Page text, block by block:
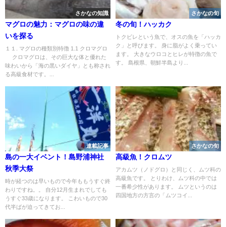
さかなの知識
マグロの魅力：マグロの味の違
いを探る
１１. マグロの種類別特徴 1.1 クロマグロ
クロマグロは、その巨大な体と優れた
味わいから「海の黒いダイヤ」とも称され
る高級食材です。...
さかなの旬
冬の旬！ハッカク
トクビレという魚で、オスの魚を「ハッカ
ク」と呼びます。 身に脂がよく乗ってい
ます。 大きなウロコとヒレが特徴の魚で
す。 島根県、朝鮮半島より...
連載記事
島の一大イベント！島野浦神社
秋季大祭
時が経つのは早いもので今年ももうすぐ終
わりですね。。 自分12月生まれでしても
うすぐ33歳になります。 こわいもので30
代半ばが迫ってきてお...
さかなの旬
高級魚！クロムツ
アカムツ（ノドグロ）と同じく、ムツ科の
高級魚です。 とりわけ、ムツ科の中では
一番希少性があります。 ムツというのは
四国地方の方言の「ムツコイ...